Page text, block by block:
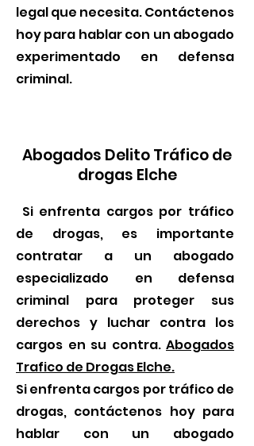
legal que necesita. Contáctenos
hoy para hablar con un abogado
experimentado en defensa
criminal.
Abogados Delito Tráfico de
drogas Elche
Si enfrenta cargos por tráfico
de drogas, es importante
contratar a un abogado
especializado en defensa
criminal para proteger sus
derechos y luchar contra los
cargos en su contra. Abogados
Trafico de Drogas Elche.
Si enfrenta cargos por tráfico de
drogas, contáctenos hoy para
hablar con un abogado